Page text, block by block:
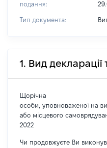
подання:
Тип документа:
1. Вид декларації
Щорічна
особи, уповноваженої на
або місцевого
2022
Чи продовжуєте Ви